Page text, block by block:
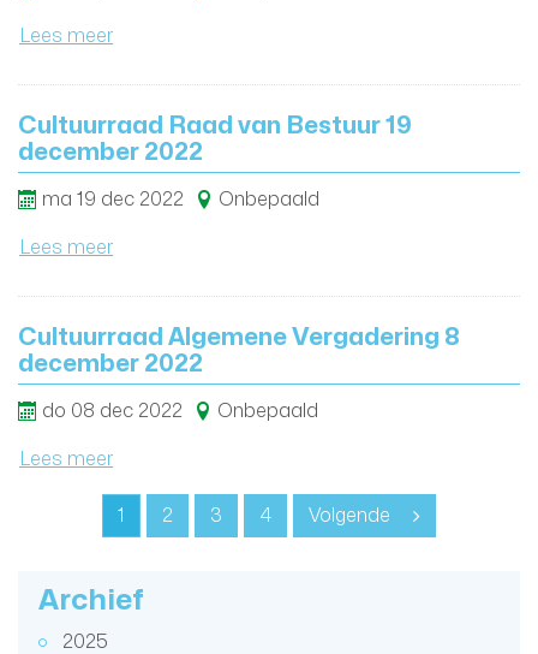
Lees meer
Cultuurraad Raad van Bestuur 19
december 2022
ma 19 dec 2022 Onbepaald
Lees meer
Cultuurraad Algemene Vergadering 8
december 2022
do 08 dec 2022 Onbepaald
Lees meer
1 2 3 4 Volgende
Archief
2025